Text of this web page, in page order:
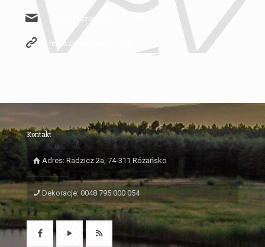
ranczoradzicz@ranczoradzicz.pl
https://ranczoradzicz.pl/
Kontakt
Adres: Radzicz 2a, 74-311 Różańsko
Dekoracje: 0048 795 000 054